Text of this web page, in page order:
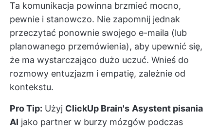
Ta komunikacja powinna brzmieć mocno,
pewnie i stanowczo. Nie zapomnij jednak
przeczytać ponownie swojego e-maila (lub
planowanego przemówienia), aby upewnić się,
że ma wystarczająco dużo uczuć. Wnieś do
rozmowy entuzjazm i empatię, zależnie od
kontekstu.
Pro Tip: Użyj ClickUp Brain's Asystent pisania
AI jako partner w burzy mózgów podczas